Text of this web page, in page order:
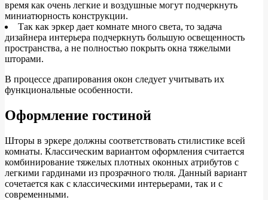
время как очень легкие и воздушные могут подчеркнуть
миниатюрность конструкции.
Так как эркер дает комнате много света, то задача
дизайнера интерьера подчеркнуть большую освещенность
пространства, а не полностью покрыть окна тяжелыми
шторами.
В процессе драпирования окон следует учитывать их
функциональные особенности.
Оформление гостиной
Шторы в эркере должны соответствовать стилистике всей
комнаты. Классическим вариантом оформления считается
комбинирование тяжелых плотных оконных атрибутов с
легкими гардинами из прозрачного тюля. Данный вариант
сочетается как с классическими интерьерами, так и с
современными.